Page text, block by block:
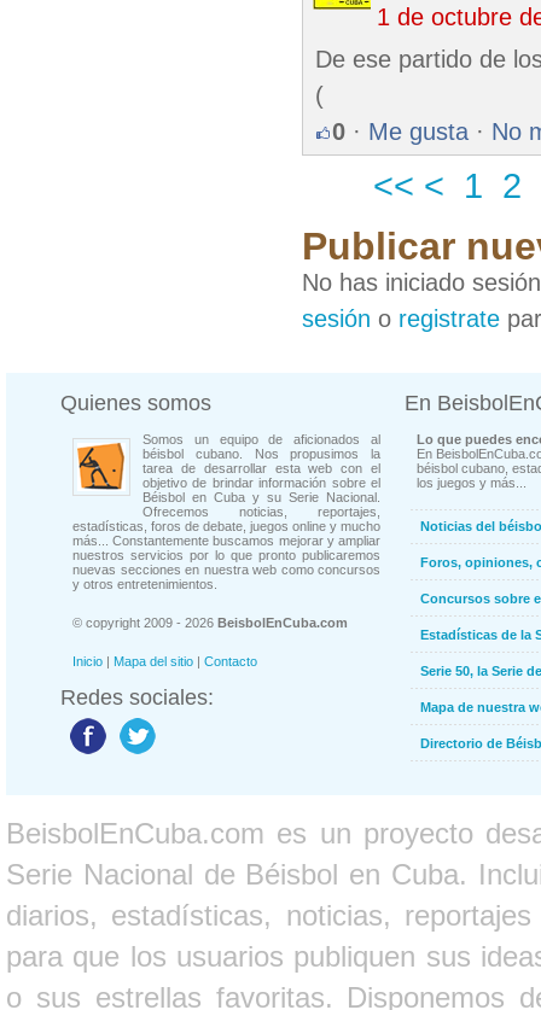
1 de octubre
De ese partido de
(
0 · Me gusta · No
<< < 1 2
Publicar
No has iniciado
sesión o registrate
Quienes somos
Somos un equipo de aficionados al
béisbol cubano. Nos propusimos la
tarea de desarrollar esta web con el
objetivo de brindar información sobre el
Béisbol en Cuba y su Serie Nacional.
Ofrecemos noticias, reportajes,
estadísticas, foros de debate, juegos online y mucho
más... Constantemente buscamos mejorar y ampliar
nuestros servicios por lo que pronto publicaremos
nuevas secciones en nuestra web como concursos
y otros entretenimientos.
© copyright 2009 - 2026 BeisbolEnCuba.com
Inicio | Mapa del sitio | Contacto
Redes sociales:
En
Lo que puedes
En
béisbol cubano,
los juegos y más...
Noticias del
Foros, opiniones,
Concursos sobre
Estadísticas de la
Serie 50, la Serie
Mapa de nuestra
Directorio de
BeisbolEnCuba.com es un proyecto
Serie Nacional de Béisbol en Cuba.
diarios, estadísticas, noticias,
para que los usuarios publiquen sus
o sus estrellas favoritas. Disponemos